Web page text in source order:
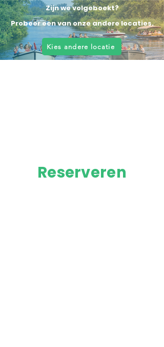
Zijn we volgeboekt?
Probeer een van onze andere locaties.
Kies andere locatie
Reserveren